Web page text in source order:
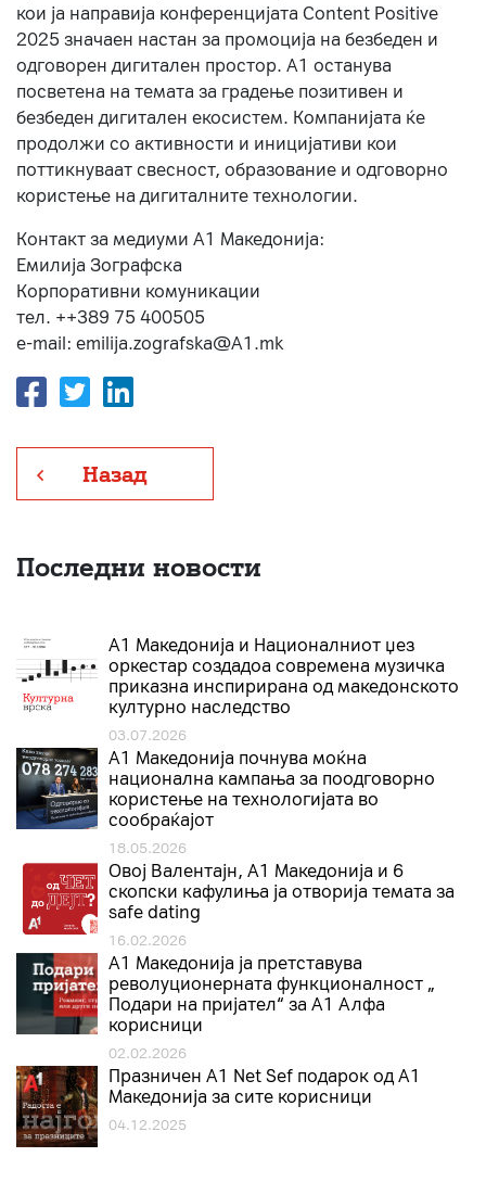
кои ја направија конференцијата Content Positive
2025 значаен настан за промоција на безбеден и
одговорен дигитален простор. А1 останува
посветена на темата за градење позитивен и
безбеден дигитален екосистем. Компанијата ќе
продолжи со активности и иницијативи кои
поттикнуваат свесност, образование и одговорно
користење на дигиталните технологии.
Контакт за медиуми А1 Македонија:
Емилија Зографска
Корпоративни комуникации
тел. ++389 75 400505
e-mail: emilija.zografska@A1.mk
Назад
Последни новости
А1 Македонија и Националниот џез
оркестар создадоа современа музичка
приказна инспирирана од македонското
културно наследство
03.07.2026
A1 Македонија почнува моќна
национална кампања за поодговорно
користење на технологијата во
сообраќајот
18.05.2026
Овој Валентајн, A1 Македонија и 6
скопски кафулиња ја отворија темата за
safe dating
16.02.2026
А1 Македонија ја претставува
револуционерната функционалност „
Подари на пријател“ за А1 Алфа
корисници
02.02.2026
Празничен A1 Net Sеf подарок од А1
Македонија за сите корисници
04.12.2025